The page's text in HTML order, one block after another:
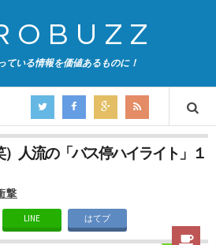
ている情報を価値あるものに！
人流の「バス停ハイライト」１
撃
LINE はてブ